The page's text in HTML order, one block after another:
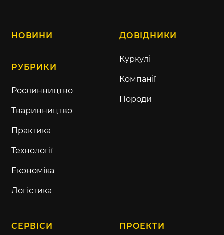
НОВИНИ
РУБРИКИ
Рослинництво
Тваринництво
Практика
Технології
Економіка
Логістика
ДОВІДНИКИ
Куркулі
Компанії
Породи
СЕРВІСИ ПРОЕКТИ